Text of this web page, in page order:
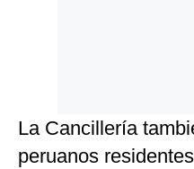
La Cancillería
peruanos